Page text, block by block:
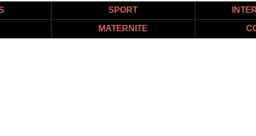
SPORT
MATERNITE